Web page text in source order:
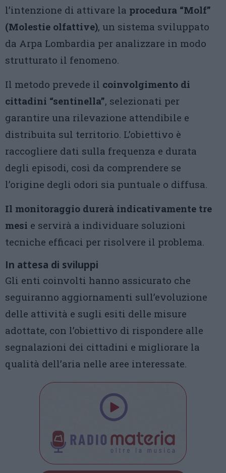
l’intenzione di attivare la procedura “Molf”
(Molestie olfattive), un sistema sviluppato
da Arpa Lombardia per analizzare in modo
strutturato il fenomeno.
Il metodo prevede il coinvolgimento di
cittadini “sentinella”, selezionati per
garantire una rilevazione attendibile e
distribuita sul territorio. L’obiettivo è
raccogliere dati sulla frequenza e durata
degli episodi, così da comprendere se
l’origine degli odori sia puntuale o diffusa.
Il monitoraggio durerà indicativamente tre
mesi e servirà a individuare soluzioni
tecniche efficaci per risolvere il problema.
In attesa di sviluppi
Gli enti coinvolti hanno assicurato che
seguiranno aggiornamenti sull’evoluzione
delle attività e sugli esiti delle misure
adottate, con l’obiettivo di rispondere alle
segnalazioni dei cittadini e migliorare la
qualità dell’aria nelle aree interessate.